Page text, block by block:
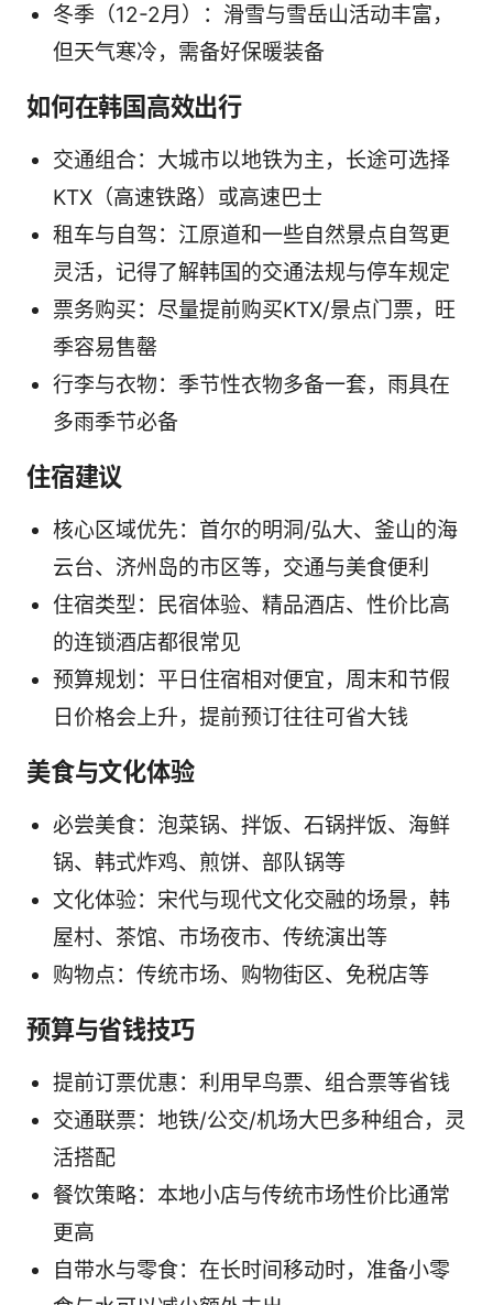
冬季（12-2月）：滑雪与雪岳山活动丰富，
但天气寒冷，需备好保暖装备
如何在韩国高效出行
交通组合：大城市以地铁为主，长途可选择
KTX（高速铁路）或高速巴士
租车与自驾：江原道和一些自然景点自驾更
灵活，记得了解韩国的交通法规与停车规定
票务购买：尽量提前购买KTX/景点门票，旺
季容易售罄
行李与衣物：季节性衣物多备一套，雨具在
多雨季节必备
住宿建议
核心区域优先：首尔的明洞/弘大、釜山的海
云台、济州岛的市区等，交通与美食便利
住宿类型：民宿体验、精品酒店、性价比高
的连锁酒店都很常见
预算规划：平日住宿相对便宜，周末和节假
日价格会上升，提前预订往往可省大钱
美食与文化体验
必尝美食：泡菜锅、拌饭、石锅拌饭、海鲜
锅、韩式炸鸡、煎饼、部队锅等
文化体验：宋代与现代文化交融的场景，韩
屋村、茶馆、市场夜市、传统演出等
购物点：传统市场、购物街区、免税店等
预算与省钱技巧
提前订票优惠：利用早鸟票、组合票等省钱
交通联票：地铁/公交/机场大巴多种组合，灵
活搭配
餐饮策略：本地小店与传统市场性价比通常
更高
自带水与零食：在长时间移动时，准备小零